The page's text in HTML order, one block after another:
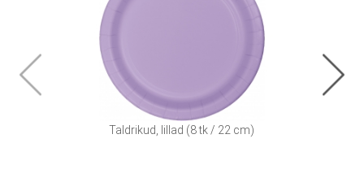
Taldrikud, lillad (8 tk / 22 cm)